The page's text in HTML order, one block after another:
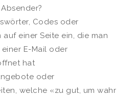
Codes oder
einer Seite ein, die man
E-Mail oder
hat
oder
welche «zu gut, um wahr